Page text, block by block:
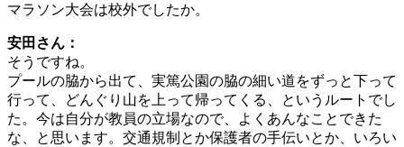
マラソン大会は校外でしたか。
安田さん：
そうですね。
プールの脇から出て、実篤公園の脇の細い道をずっと下って
行って、どんぐり山を上って帰ってくる、というルートでし
た。今は自分が教員の立場なので、よくあんなことできた
な、と思います。交通規制とか保護者の手伝いとか、いろい